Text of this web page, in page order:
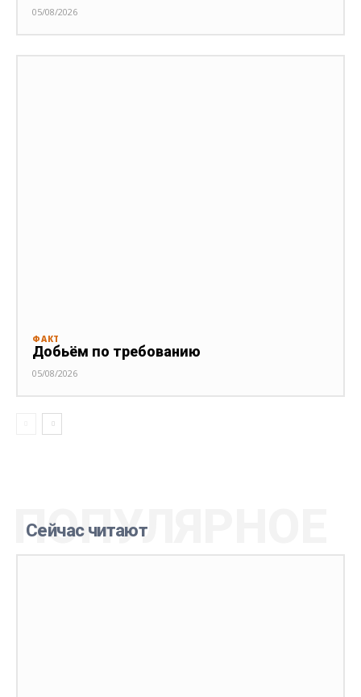
05/08/2026
ФАКТ
Добьём по требованию
05/08/2026
Сейчас читают
ПОПУЛЯРНОЕ